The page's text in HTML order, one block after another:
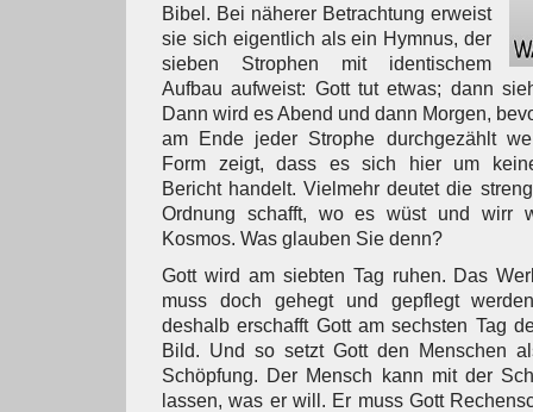
Bibel. Bei näherer Betrachtung erweist
sie sich eigentlich als ein Hymnus, der
sieben Strophen mit identischem
Aufbau aufweist: Gott tut etwas; dann
Dann wird es Abend und dann Morgen,
am Ende jeder Strophe durchgezählt
Form zeigt, dass es sich hier um
Bericht handelt. Vielmehr deutet die
Ordnung schafft, wo es wüst und wirr
Kosmos. Was glauben Sie denn?
Gott wird am siebten Tag ruhen. Das
muss doch gehegt und gepflegt
deshalb erschafft Gott am sechsten Tag
Bild. Und so setzt Gott den Menschen
Schöpfung. Der Mensch kann mit der
lassen, was er will. Er muss Gott